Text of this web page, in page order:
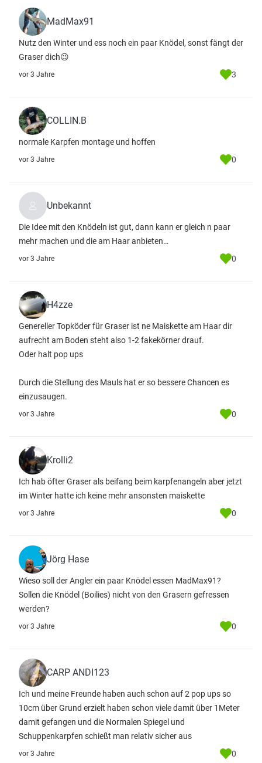
MadMax91
Nutz den Winter und ess noch ein paar Knödel, sonst fängt der
Graser dich😉
vor 3 Jahre 3
COLLIN.B
normale Karpfen montage und hoffen
vor 3 Jahre 0
Unbekannt
Die Idee mit den Knödeln ist gut, dann kann er gleich n paar
mehr machen und die am Haar anbieten…
vor 3 Jahre 0
H4zze
Genereller Topköder für Graser ist ne Maiskette am Haar dir
aufrecht am Boden steht also 1-2 fakekörner drauf.
Oder halt pop ups
Durch die Stellung des Mauls hat er so bessere Chancen es
einzusaugen.
vor 3 Jahre 0
Krolli2
Ich hab öfter Graser als beifang beim karpfenangeln aber jetzt
im Winter hatte ich keine mehr ansonsten maiskette
vor 3 Jahre 0
Jörg Hase
Wieso soll der Angler ein paar Knödel essen MadMax91?
Sollen die Knödel (Boilies) nicht von den Grasern gefressen
werden?
vor 3 Jahre 0
CARP ANDI123
Ich und meine Freunde haben auch schon auf 2 pop ups so
10cm über Grund erzielt haben schon viele damit über 1Meter
damit gefangen und die Normalen Spiegel und
Schuppenkarpfen schießt man relativ sicher aus
vor 3 Jahre 0